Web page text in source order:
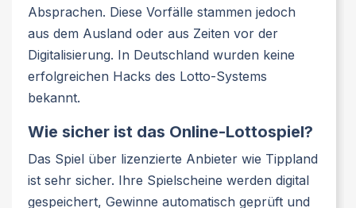
Absprachen. Diese Vorfälle stammen jedoch
aus dem Ausland oder aus Zeiten vor der
Digitalisierung. In Deutschland wurden keine
erfolgreichen Hacks des Lotto-Systems
bekannt.
Wie sicher ist das Online-Lottospiel?
Das Spiel über lizenzierte Anbieter wie Tippland
ist sehr sicher. Ihre Spielscheine werden digital
gespeichert, Gewinne automatisch geprüft und